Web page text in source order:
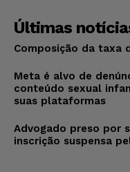
Últimas
Composição da taxa
Meta é alvo de
conteúdo sexual
suas plataformas
Advogado preso por
inscrição suspensa